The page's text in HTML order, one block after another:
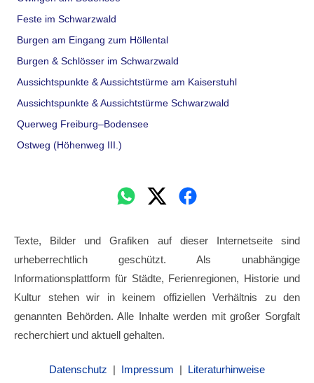
Feste im Schwarzwald
Burgen am Eingang zum Höllental
Burgen & Schlösser im Schwarzwald
Aussichtspunkte & Aussichtstürme am Kaiserstuhl
Aussichtspunkte & Aussichtstürme Schwarzwald
Querweg Freiburg–Bodensee
Ostweg (Höhenweg III.)
Texte, Bilder und Grafiken auf dieser Internetseite sind
urheberrechtlich geschützt. Als unabhängige
Informationsplattform für Städte, Ferienregionen, Historie und
Kultur stehen wir in keinem offiziellen Verhältnis zu den
genannten Behörden. Alle Inhalte werden mit großer Sorgfalt
recherchiert und aktuell gehalten.
Datenschutz | Impressum | Literaturhinweise